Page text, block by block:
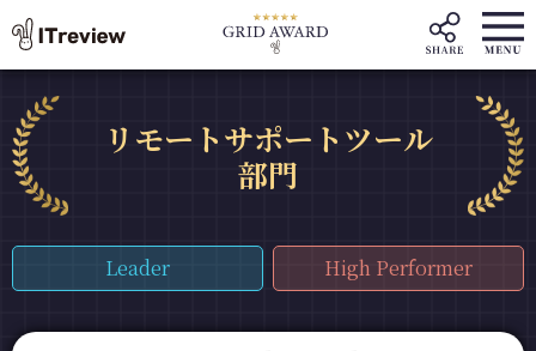
リモートサポートツール
部門
Leader High Performer